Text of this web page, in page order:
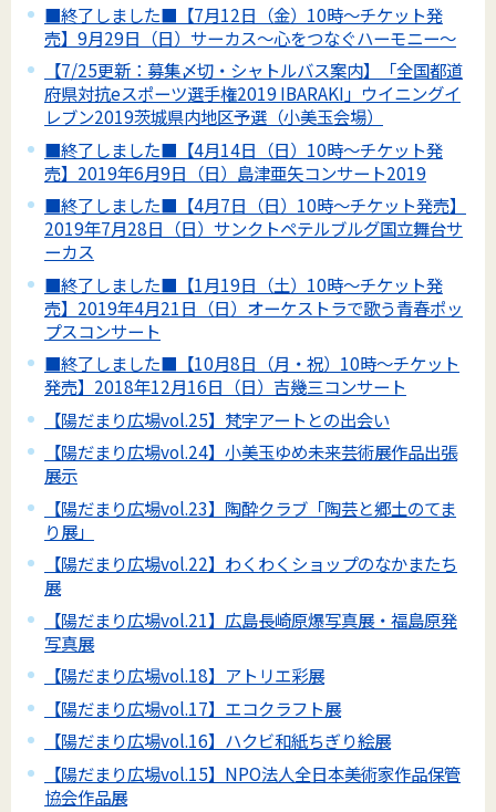
■終了しました■【7月12日（金）10時～チケット発
売】9月29日（日）サーカス～心をつなぐハーモニー～
【7/25更新：募集〆切・シャトルバス案内】「全国都道
府県対抗eスポーツ選手権2019 IBARAKI」ウイニングイ
レブン2019茨城県内地区予選（小美玉会場）
■終了しました■【4月14日（日）10時～チケット発
売】2019年6月9日（日）島津亜矢コンサート2019
■終了しました■【4月7日（日）10時～チケット発売】
2019年7月28日（日）サンクトペテルブルグ国立舞台サ
ーカス
■終了しました■【1月19日（土）10時～チケット発
売】2019年4月21日（日）オーケストラで歌う青春ポッ
プスコンサート
■終了しました■【10月8日（月・祝）10時～チケット
発売】2018年12月16日（日）吉幾三コンサート
【陽だまり広場vol.25】梵字アートとの出会い
【陽だまり広場vol.24】小美玉ゆめ未来芸術展作品出張
展示
【陽だまり広場vol.23】陶酔クラブ「陶芸と郷土のてま
り展」
【陽だまり広場vol.22】わくわくショップのなかまたち
展
【陽だまり広場vol.21】広島長崎原爆写真展・福島原発
写真展
【陽だまり広場vol.18】アトリエ彩展
【陽だまり広場vol.17】エコクラフト展
【陽だまり広場vol.16】ハクビ和紙ちぎり絵展
【陽だまり広場vol.15】NPO法人全日本美術家作品保管
協会作品展